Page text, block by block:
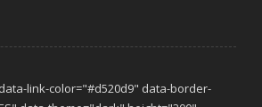
link-color="#d520d9" data-border-